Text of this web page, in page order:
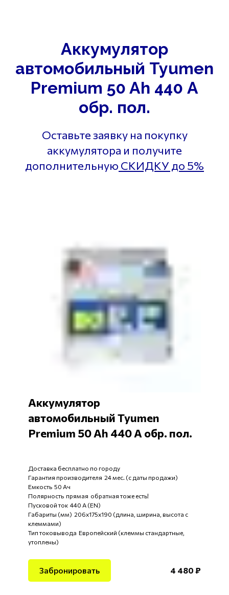
Аккумулятор
автомобильный Tyumen
Premium 50 Ah 440 А
обр. пол.
Оставьте заявку на покупку
аккумулятора и получите
дополнительную СКИДКУ до 5%
Аккумулятор
автомобильный Tyumen
Premium 50 Ah 440 А обр. пол.
Доставка бесплатно по городу
Гарантия производителя 24 мес. (с даты продажи)
Емкость 50 Ач
Полярность прямая обратная тоже есть!
Пусковой ток 440 А (EN)
Габариты (мм) 206x175x190 (длина, ширина, высота с
клеммами)
Тип токовывода Европейский (клеммы стандартные,
утоплены)
Забронировать 4 480 ₽